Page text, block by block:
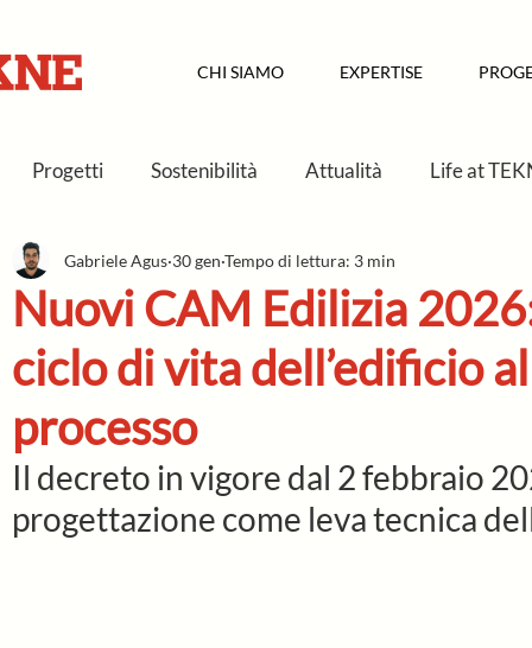
CHI SIAMO EXPERTISE
Progetti Sostenibilità Attualità Life at
Storico
Nuovi CAM Edilizia
ciclo di vita dell’edificio
processo
Gabriele Agus 30 gen Tempo di lettura: 3 min
Il decreto in vigore dal 2 febbraio
progettazione come leva tecnica